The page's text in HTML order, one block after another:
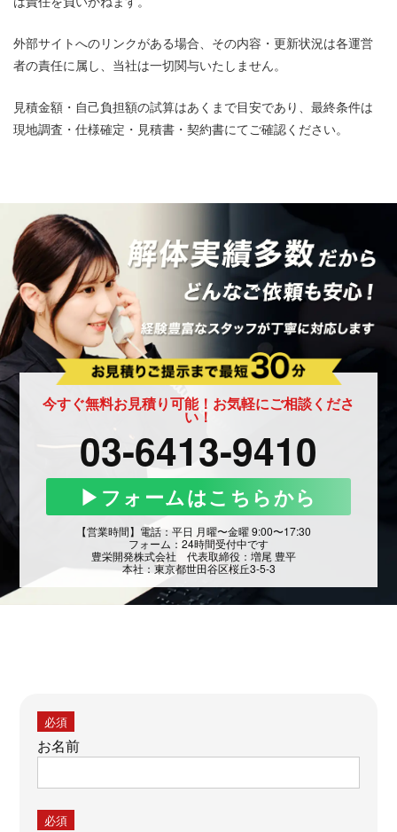
外部サイトへのリンクがある場合、その内容・更新状況は各運営
者の責任に属し、当社は一切関与いたしません。
見積金額・自己負担額の試算はあくまで目安であり、最終条件は
現地調査・仕様確定・見積書・契約書にてご確認ください。
今すぐ無料お見積り可能！お気軽にご相談くださ
い！
03-6413-9410
▶︎フォームはこちらから
【営業時間】電話：平日 月曜〜金曜 9:00〜17:30
フォーム：24時間受付中です
豊栄開発株式会社 代表取締役：増尾 豊平
本社：東京都世田谷区桜丘3-5-3
必須
お名前
必須